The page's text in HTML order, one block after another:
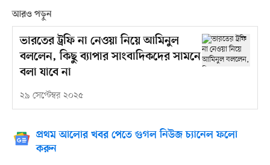
আরও পড়ুন
ভারতের ট্রফি না নেওয়া নিয়ে আমিনুল
বললেন, কিছু ব্যাপার সাংবাদিকদের সামনে
বলা যাবে না
২৯ সেপ্টেম্বর ২০২৫
প্রথম আলোর খবর পেতে গুগল নিউজ চ্যানেল ফলো
করুন